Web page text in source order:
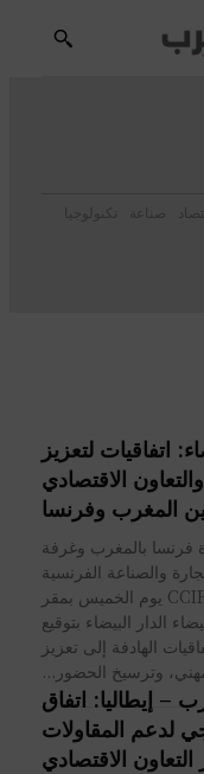
صناعة
تكنولوجيا
اتفاقيات لتعزيز
الاقتصادي
المغرب وفرنسا
فرنسا بالمغرب وغرفة
والصناعة الفرنسية
بالمغرب CCIFM يوم الخميس بمقر
الدار البيضاء بتوقيع
الهادفة إلى تعزيز
وترسيخ الحضور...
– إيطاليا: اتفاق
لدعم المقاولات
التعاون الاقتصادي